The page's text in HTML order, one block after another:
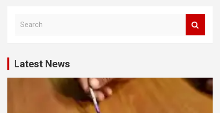
c
h
Latest News